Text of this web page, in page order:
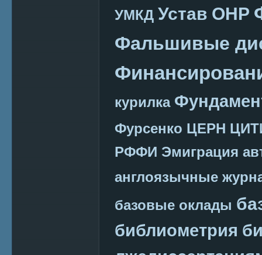
УМКД Устав ОНР
Фальшивые
курилка
Фурсенко ЦЕРН
РФФИ Эмиграция
англоязычные
базовые оклады
библиометрия